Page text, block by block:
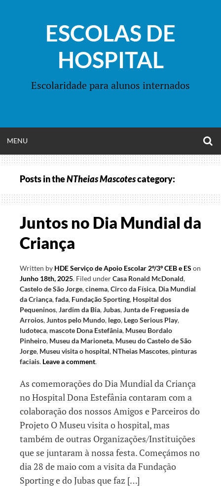
ESCOLAS DE
HOSPITAL
Escolaridade para alunos internados
MENU
MENU
Posts in theNTheias Mascotescategory:
Juntos no Dia Mundial da
Criança
Written by HDE Serviço de Apoio Escolar 2º/3º CEB e ES on
Junho 18th, 2025. Filed underCasa Ronald McDonald,
Castelo de São Jorge,cinema,Circo da Física, Dia Mundial
da Criança,fada, Fundação Sporting, Hospital dos
Pequeninos,Jardim da Bia,Jubas,Junta de Freguesia de
Arroios,Juntos pelo Mundo, lego, Lego Serious Play,
ludoteca, mascote Dona Estefânia, Museu Bordalo
Pinheiro, Museu da Marioneta, Museu do Castelo de São
Jorge, Museu visita o hospital, NTheias Mascotes, pinturas
faciais. Leave a comment.
As comemorações do Dia Mundial da Criança
no Hospital Dona Estefânia contaram com a
colaboração dos nossos Amigos e Parceiros do
Projeto O Museu visita o hospital, mas
também de outras Organizações/Instituições
que se juntaram à nossa festa. Começámos no
dia 28 de maio com a visita da Fundação
Sporting e do Jubas que faz […]